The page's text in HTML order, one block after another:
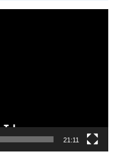
21:11